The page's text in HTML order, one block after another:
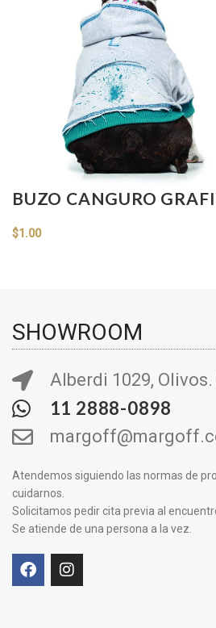
BUZO CANGURO
$1.00
SHOWROOM
Alberdi 1029,
11 2888-0898
Atendemos siguiendo las normas de
cuidarnos.
Solicitamos pedir cita previa al
Se atiende de una persona a la vez.